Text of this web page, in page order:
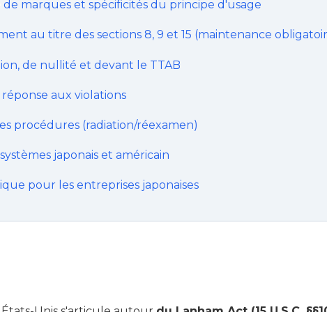
de marques et spécificités du principe d'usage
au titre des sections 8, 9 et 15 (maintenance
de nullité et devant le TTAB
aux violations
procédures (radiation/réexamen)
japonais et américain
pour les entreprises japonaises